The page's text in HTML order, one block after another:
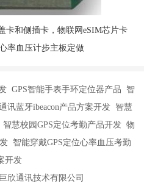
卡和侧插卡，物联网eSIM芯片卡
率血压计步主板定做
GPS智能手表手环定位器产品 智
讯蓝牙ibeacon产品方案开发 智慧
慧校园GPS定位考勤产品开发 物
智能穿戴GPS定位心率血压考勤
开发
欣通讯技术有限公司